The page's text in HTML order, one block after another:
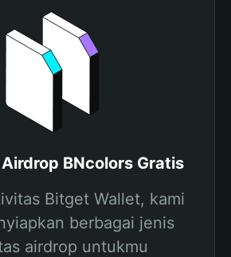
BNcolors Gratis
Bitget Wallet, kami
berbagai jenis
airdrop untukmu